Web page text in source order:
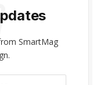
SmartMag